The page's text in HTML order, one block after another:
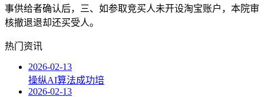
事供给者确认后，三、如参取竞买人未开设淘宝账户，本院审
核撤退退却还买受人。
热门资讯
2026-02-13
操纵AI算法成功培
2026-02-13